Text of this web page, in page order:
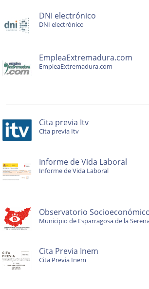
DNI electrónico
DNI electrónico
EmpleaExtremadura.com
EmpleaExtremadura.com
Cita previa Itv
Cita previa Itv
Informe de Vida Laboral
Informe de Vida Laboral
Observatorio
Municipio de Esparragosa de la
Cita Previa Inem
Cita Previa Inem